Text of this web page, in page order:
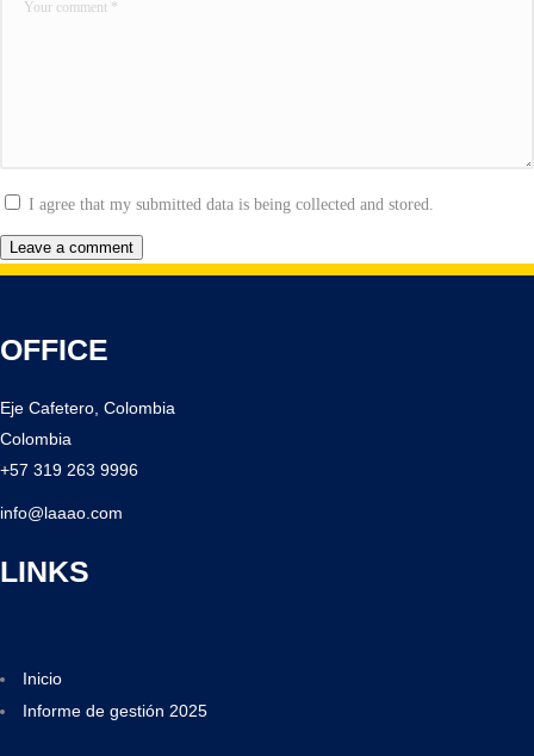
I agree that my submitted data is being collected and stored.
OFFICE
Eje Cafetero, Colombia
Colombia
+57 319 263 9996
info@laaao.com
LINKS
Inicio
Informe de gestión 2025